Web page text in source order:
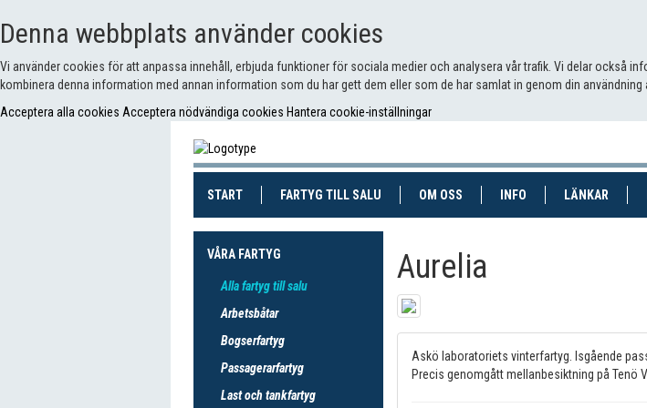
Denna webbplats använder cookies
Vi använder cookies för att anpassa innehåll, erbjuda funktioner för sociala medier och analysera vår trafik. Vi delar också
kombinera denna information med annan information som du har gett dem eller som de har samlat in genom din
Acceptera alla cookies Acceptera nödvändiga cookies Hantera cookie-inställningar
START(CURRENT)FARTYG TILL SALU (CURRENT)OM OSS INFO LÄNKAR
VÅRA FARTYG
Alla fartyg till salu
Arbetsbåtar
Bogserfartyg
Passagerarfartyg
Last och tankfartyg
Aurelia
Askö laboratoriets vinterfartyg. Isgående
Precis genomgått mellanbesiktning på Tenö